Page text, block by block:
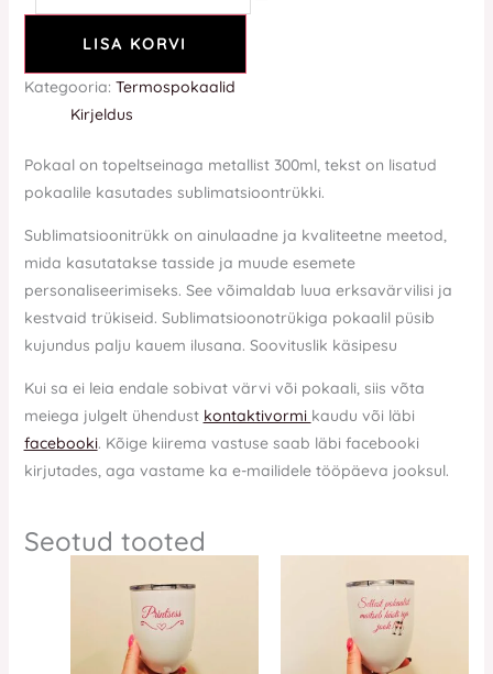
LISA KORVI
Kategooria: Termospokaalid
Kirjeldus
Pokaal on topeltseinaga metallist 300ml, tekst on lisatud
pokaalile kasutades sublimatsioontrükki.
Sublimatsioonitrükk on ainulaadne ja kvaliteetne meetod,
mida kasutatakse tasside ja muude esemete
personaliseerimiseks. See võimaldab luua erksavärvilisi ja
kestvaid trükiseid. Sublimatsioonotrükiga pokaalil püsib
kujundus palju kauem ilusana. Soovituslik käsipesu
Kui sa ei leia endale sobivat värvi või pokaali, siis võta
meiega julgelt ühendust kontaktivormi kaudu või läbi
facebooki. Kõige kiirema vastuse saab läbi facebooki
kirjutades, aga vastame ka e-mailidele tööpäeva jooksul.
Seotud tooted